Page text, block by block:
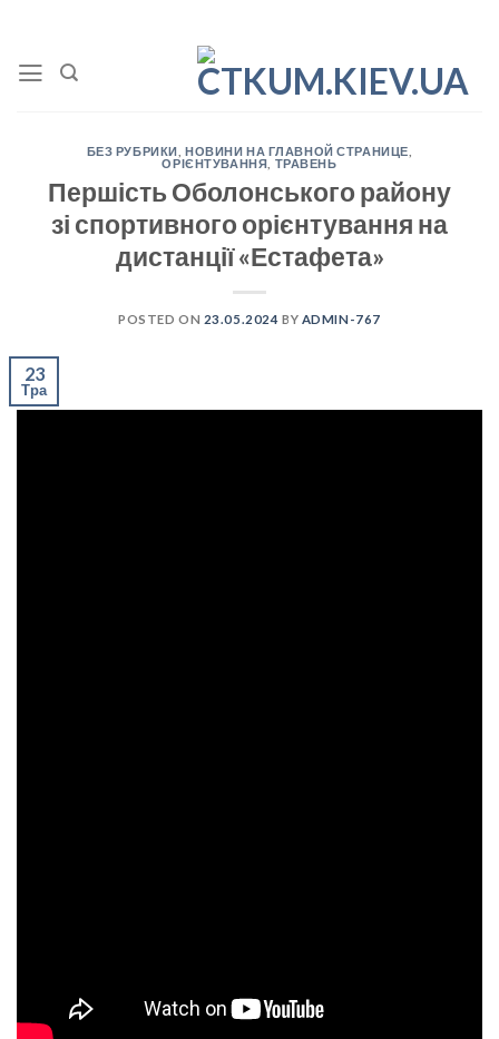
content
БЕЗ РУБРИКИ НОВИНИ НА ГЛАВНОЙ СТРАНИЦЕ
ОРІЄНТУВАННЯ ТРАВЕНЬ
Першість Оболонського району
зі спортивного орієнтування на
дистанції «Естафета»
POSTED ON 23.05.2024 BY ADMIN-767
23
Тра